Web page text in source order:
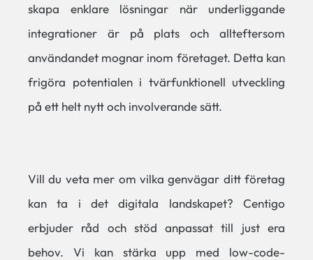
skapa enklare lösningar när underliggande
integrationer är på plats och allteftersom
användandet mognar inom företaget. Detta kan
frigöra potentialen i tvärfunktionell utveckling
på ett helt nytt och involverande sätt.
Vill du veta mer om vilka genvägar ditt företag
kan ta i det digitala landskapet? Centigo
erbjuder råd och stöd anpassat till just era
behov. Vi kan stärka upp med low-code-